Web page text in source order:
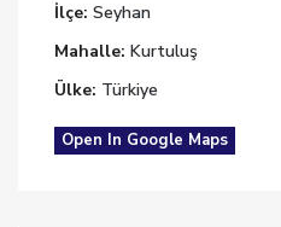
İlçe: Seyhan
Mahalle: Kurtuluş
Ülke: Türkiye
Open In Google Maps